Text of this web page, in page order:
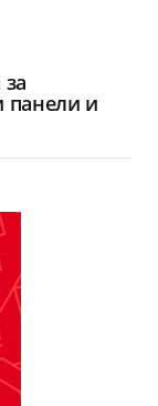
панели и